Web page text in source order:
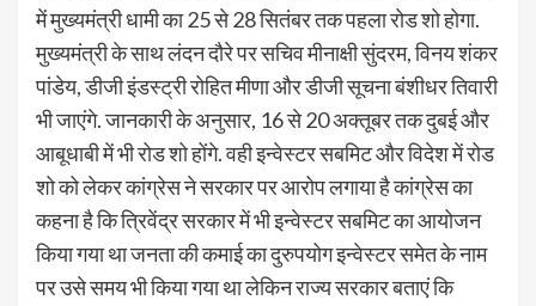
में मुख्यमंत्री धामी का 25 से 28 सितंबर तक पहला रोड शो होगा.
मुख्यमंत्री के साथ लंदन दौरे पर सचिव मीनाक्षी सुंदरम, विनय शंकर
पांडेय, डीजी इंडस्ट्री रोहित मीणा और डीजी सूचना बंशीधर तिवारी
भी जाएंगे. जानकारी के अनुसार, 16 से 20 अक्तूबर तक दुबई और
आबूधाबी में भी रोड शो होंगे. वही इन्वेस्टर सबमिट और विदेश में रोड
शो को लेकर कांग्रेस ने सरकार पर आरोप लगाया है कांग्रेस का
कहना है कि त्रिवेंद्र सरकार में भी इन्वेस्टर सबमिट का आयोजन
किया गया था जनता की कमाई का दुरुपयोग इन्वेस्टर समेत के नाम
पर उसे समय भी किया गया था लेकिन राज्य सरकार बताएं कि